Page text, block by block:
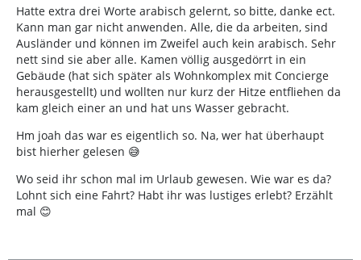
Hatte extra drei Worte arabisch gelernt, so bitte, danke ect.
Kann man gar nicht anwenden. Alle, die da arbeiten, sind
Ausländer und können im Zweifel auch kein arabisch. Sehr
nett sind sie aber alle. Kamen völlig ausgedörrt in ein
Gebäude (hat sich später als Wohnkomplex mit Concierge
herausgestellt) und wollten nur kurz der Hitze entfliehen da
kam gleich einer an und hat uns Wasser gebracht.
Hm joah das war es eigentlich so. Na, wer hat überhaupt
bist hierher gelesen 😅
Wo seid ihr schon mal im Urlaub gewesen. Wie war es da?
Lohnt sich eine Fahrt? Habt ihr was lustiges erlebt? Erzählt
mal 😊